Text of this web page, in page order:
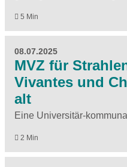
5 Min
08.07.2025
MVZ für
Vivantes und
alt
Eine Universitär-
2 Min